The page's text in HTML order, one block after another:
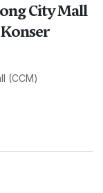
City Mall
(CCM)